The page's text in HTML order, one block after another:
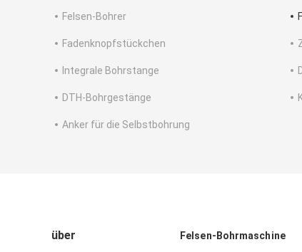
Felsen-Bohrer
Fadenknopfstückchen
Integrale Bohrstange
DTH-Bohrgestänge
Anker für die Selbstbohrung
über Felsen-Bohrmaschine